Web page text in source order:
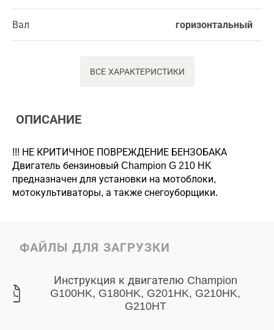
Вал горизонтальный
ВСЕ ХАРАКТЕРИСТИКИ
ОПИСАНИЕ
!!! НЕ КРИТИЧНОЕ ПОВРЕЖДЕНИЕ БЕНЗОБАКА
Двигатель бензиновый Champion G 210 HK
предназначен для установки на мотоблоки,
мотокультиваторы, а также снегоуборщики.
ФАЙЛЫ ДЛЯ ЗАГРУЗКИ
Инструкция к двигателю Champion
G100HK, G180HK, G201HK, G210HK,
G210HT